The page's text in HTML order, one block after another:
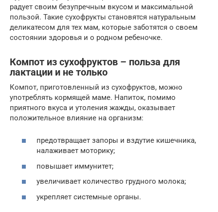
радует своим безупречным вкусом и максимальной
пользой. Такие сухофрукты становятся натуральным
деликатесом для тех мам, которые заботятся о своем
состоянии здоровья и о родном ребеночке.
Компот из сухофруктов – польза для
лактации и не только
Компот, приготовленный из сухофруктов, можно
употреблять кормящей маме. Напиток, помимо
приятного вкуса и утоления жажды, оказывает
положительное влияние на организм:
предотвращает запоры и вздутие кишечника,
налаживает моторику;
повышает иммунитет;
увеличивает количество грудного молока;
укрепляет системные органы.